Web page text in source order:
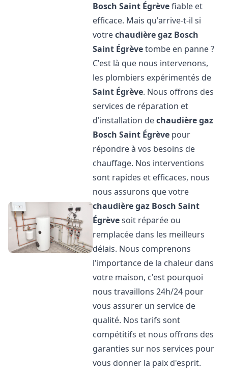
Bosch Saint Égrèvefiable et
efficace. Mais qu'arrive-t-il si
votrechaudière gaz Bosch
Saint Égrèvetombe en panne ?
C'est là que nous intervenons,
les plombiers expérimentés de
Saint Égrève. Nous offrons des
services de réparation et
d'installation dechaudière gaz
Bosch Saint Égrève pour
répondre à vos besoins de
chauffage. Nos interventions
sont rapides et efficaces, nous
nous assurons que votre
chaudière gaz Bosch Saint
Égrèvesoit réparée ou
remplacée dans les meilleurs
délais. Nous comprenons
l'importance de la chaleur dans
votre maison, c'est pourquoi
nous travaillons 24h/24 pour
vous assurer un service de
qualité. Nos tarifs sont
compétitifs et nous offrons des
garanties sur nos services pour
vous donner la paix d'esprit.